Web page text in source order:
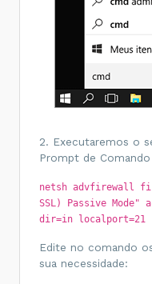
2. Executaremos o
Prompt de
netsh advfirewall
SSL) Passive Mode"
dir=in localport=21
Edite no comando
sua necessidade: